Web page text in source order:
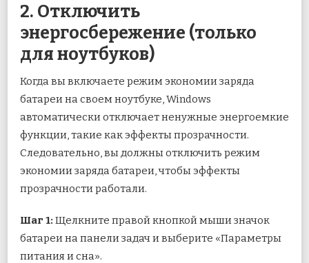
2. Отключить
энергосбережение (только
для ноутбуков)
Когда вы включаете режим экономии заряда
батареи на своем ноутбуке, Windows
автоматически отключает ненужные энергоемкие
функции, такие как эффекты прозрачности.
Следовательно, вы должны отключить режим
экономии заряда батареи, чтобы эффекты
прозрачности работали.
Шаг 1: Щелкните правой кнопкой мыши значок
батареи на панели задач и выберите «Параметры
питания и сна».